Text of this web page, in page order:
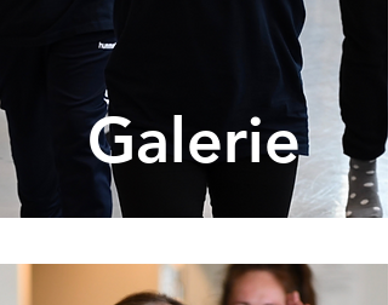
Galerie